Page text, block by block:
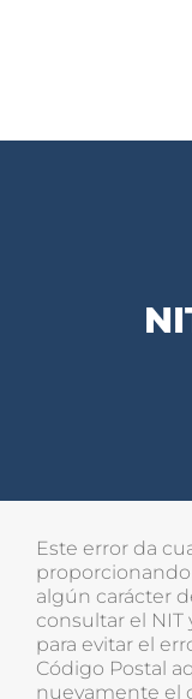
Este error da
algún carácter
consultar el NIT
para evitar el
Código Postal
nuevamente el